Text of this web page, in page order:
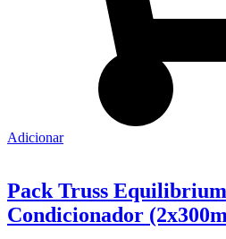
Adicionar
Pack Truss
Condicionador